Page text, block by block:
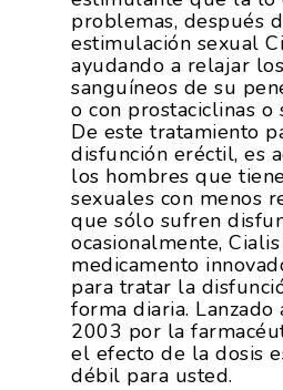
problemas, después
estimulación sexual
ayudando a relajar
sanguíneos de su
o con prostaciclinas o
De este tratamiento
disfunción eréctil, es
los hombres que
sexuales con menos
que sólo sufren
ocasionalmente,
medicamento
para tratar la
forma diaria.
2003 por la
el efecto de la dosis
débil para usted.